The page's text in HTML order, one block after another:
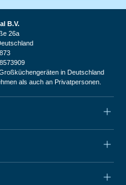
B.V.
26a
in Deutschland
als auch an Privatpersonen.